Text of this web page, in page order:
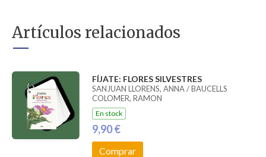
Artículos relacionados
FÍJATE: FLORES SILVESTRES
SANJUAN LLORENS, ANNA / BAUCELLS
COLOMER, RAMON
En stock
9,90 €
Comprar